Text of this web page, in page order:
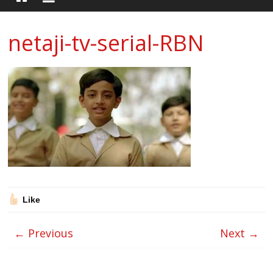
netaji-tv-serial-RBN
Like
← Previous Next →